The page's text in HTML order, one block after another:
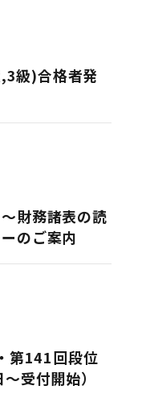
級)合格者発
財務諸表の読
のご案内
第141回段位
受付開始）